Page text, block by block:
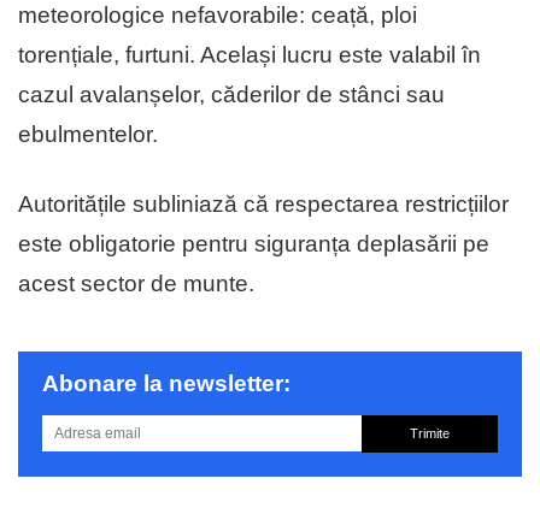
meteorologice nefavorabile: ceață, ploi
torențiale, furtuni. Același lucru este valabil în
cazul avalanșelor, căderilor de stânci sau
ebulmentelor.
Autoritățile subliniază că respectarea restricțiilor
este obligatorie pentru siguranța deplasării pe
acest sector de munte.
Abonare la newsletter:
Trimite